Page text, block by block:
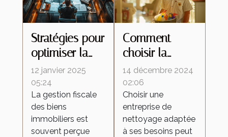
Stratégies pour
optimiser la
fiscalité de vos
biens
immobiliers
12 janvier 2025
05:24
La gestion fiscale
des biens
immobiliers est
souvent perçue
Comment
choisir la
meilleure
entreprise de
nettoyage
pour vos
besoins
14 décembre 2024
02:06
Choisir une
entreprise de
nettoyage adaptée
à ses besoins peut